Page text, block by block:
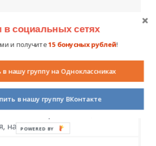
награды
социальных сетях
и получите15 бонусных рублей!
в нашу группу на Одноклассниках
в нашу группу ВКонтакте
POWERED BY